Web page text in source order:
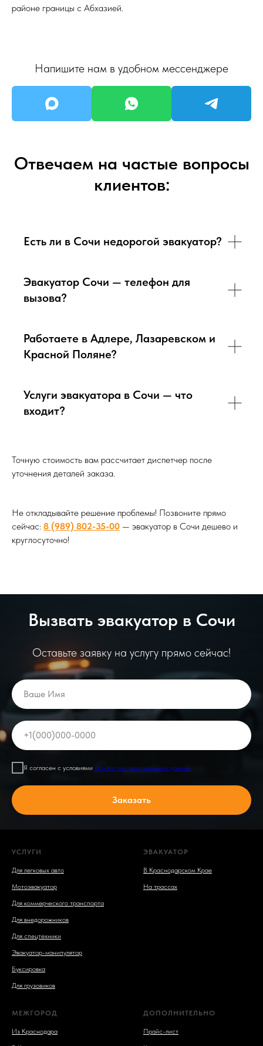
районе границы с Абхазией.
Напишите нам в удобном мессенджере
Отвечаем на частые вопросы
клиентов:
Есть ли в Сочи недорогой эвакуатор?
Эвакуатор Сочи — телефон для
вызова?
Работаете в Адлере, Лазаревском и
Красной Поляне?
Услуги эвакуатора в Сочи — что
входит?
Точную стоимость вам рассчитает диспетчер после
уточнения деталей заказа.
Не откладывайте решение проблемы! Позвоните прямо
сейчас: 8 (989) 802-35-00 — эвакуатор в Сочи дешево и
круглосуточно!
Вызвать эвакуатор в Сочи
Оставьте заявку на услугу прямо сейчас!
Ваше Имя
+1(000)000-0000
Я согласен с условиями обработки персональных данных
Заказать
УСЛУГИ
Для легковых авто
Мотоэвакуатор
Для коммерческого транспорта
Для внедорожников
Для спецтехники
Эвакуатор-манипулятор
Буксировка
Для грузовиков
ЭВАКУАТОР
В Краснодарском Крае
На трассах
МЕЖГОРОД
Из Краснодара
ДОПОЛНИТЕЛЬНО
Прайс-лист